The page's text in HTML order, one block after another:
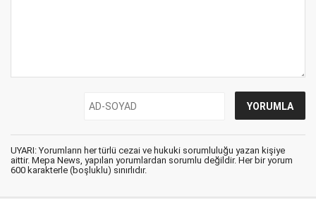
UYARI: Yorumların her türlü cezai ve hukuki sorumluluğu yazan kişiye
aittir. Mepa News, yapılan yorumlardan sorumlu değildir. Her bir yorum
600 karakterle (boşluklu) sınırlıdır.